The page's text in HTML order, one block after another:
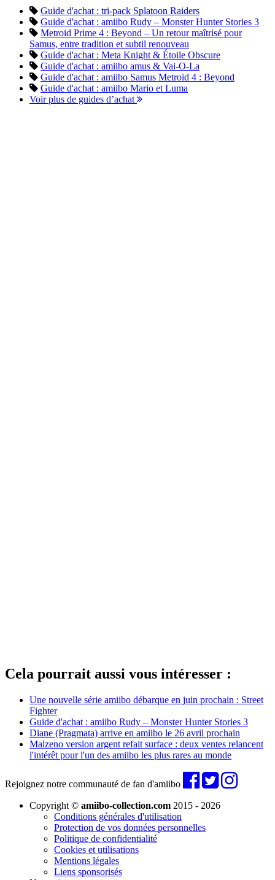
Guide d'achat : tri-pack Splatoon Raiders
Guide d'achat : amiibo Rudy – Monster Hunter Stories 3
Metroid Prime 4 : Beyond – Un retour maîtrisé pour
Samus, entre tradition et subtil renouveau
Guide d'achat : Meta Knight & Étoile Obscure
Guide d'achat : amiibo amus & Vai-O-La
Guide d'achat : amiibo Samus Metroid 4 : Beyond
Guide d'achat : amiibo Mario et Luma
Voir plus de guides d’achat
Cela pourrait aussi vous intéresser :
Une nouvelle série amiibo débarque en juin prochain : Street
Fighter
Guide d'achat : amiibo Rudy – Monster Hunter Stories 3
Diane (Pragmata) arrive en amiibo le 26 avril prochain
Malzeno version argent refait surface : deux ventes relancent
l'intérêt pour l'un des amiibo les plus rares au monde
Rejoignez notre communauté de fan d'amiibo
Copyright © amiibo-collection.com 2015 - 2026
Conditions générales d'utilisation
Protection de vos données personnelles
Politique de confidentialité
Cookies et utilisations
Mentions légales
Liens sponsorisés